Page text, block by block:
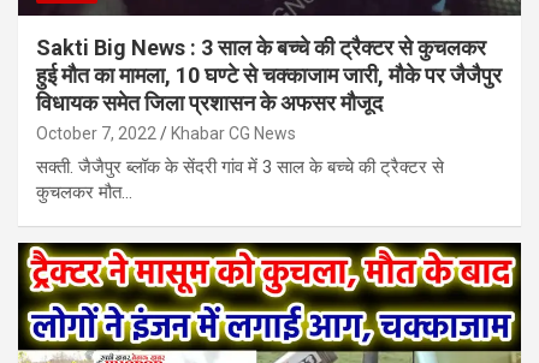
Sakti Big News : 3 साल के बच्चे की ट्रैक्टर से कुचलकर
हुई मौत का मामला, 10 घण्टे से चक्काजाम जारी, मौके पर जैजैपुर
विधायक समेत जिला प्रशासन के अफसर मौजूद
October 7, 2022 Khabar CG News
सक्ती. जैजैपुर ब्लॉक के सेंदरी गांव में 3 साल के बच्चे की ट्रैक्टर से
कुचलकर मौत…